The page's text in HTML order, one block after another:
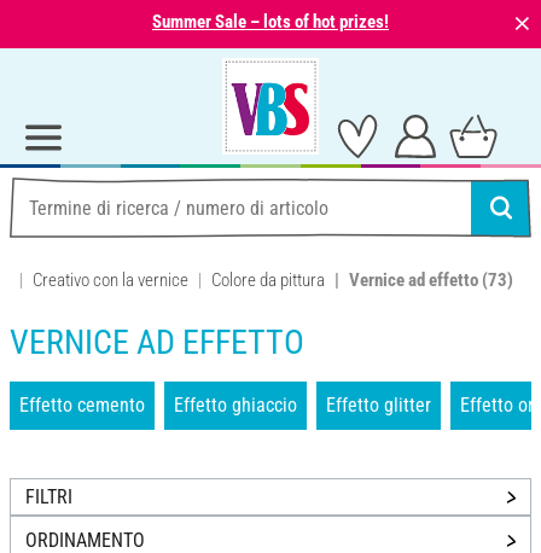
Summer Sale – lots of hot prizes! ⨯
Creativo con la vernice Colore da pittura Vernice ad effetto (73)
VERNICE AD EFFETTO
Effetto cemento Effetto ghiaccio Effetto glitter Effetto
FILTRI
ORDINAMENTO